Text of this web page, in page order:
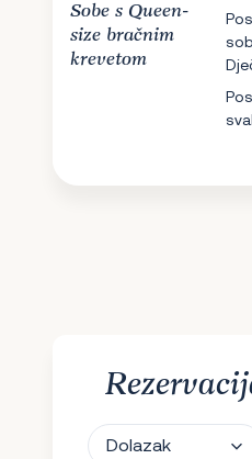
Sobe s Queen-
size bračnim
krevetom
Dolazak